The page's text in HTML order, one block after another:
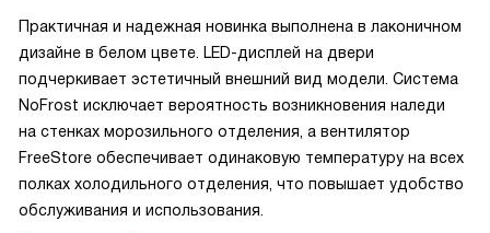
Практичная и надежная новинка выполнена в лаконичном
дизайне в белом цвете. LED-дисплей на двери
подчеркивает эстетичный внешний вид модели. Система
NoFrost исключает вероятность возникновения наледи
на стенках морозильного отделения, а вентилятор
FreeStore обеспечивает одинаковую температуру на всех
полках холодильного отделения, что повышает удобство
обслуживания и использования.